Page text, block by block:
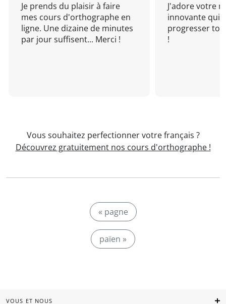
Je prends du plaisir à faire
mes cours d'orthographe en
ligne. Une dizaine de minutes
par jour suffisent... Merci !
J'adore votre
innovante qui
progresser
!
Vous souhaitez perfectionner votre français ?
Découvrez gratuitement nos cours d'orthographe !
« pagne
païen »
VOUS ET NOUS